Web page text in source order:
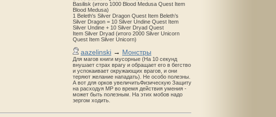
Basilisk (итого 1000 Blood Medusa Quest Item
Blood Medusa)
1 Beleth's Silver Dragon Quest Item Beleth’s
Silver Dragon = 10 Silver Undine Quest Item
Silver Undine + 10 Silver Dryad Quest
Item Silver Dryad (итого 2000 Silver Unicorn
Quest Item Silver Unicorn)
aazelinski → Монстры
Для магов книги мусорные (На 10 секунд
внушает страх врагу и обращает его в бегство
и успокаивает окружающих врагов, и они
теряют желание нападать). Не особо полезны.
А вот для орков увеличитьФизическую Защиту
на расходуя MP во время действия умения -
может быть полезным. На этих мобов надо
зергом ходить.